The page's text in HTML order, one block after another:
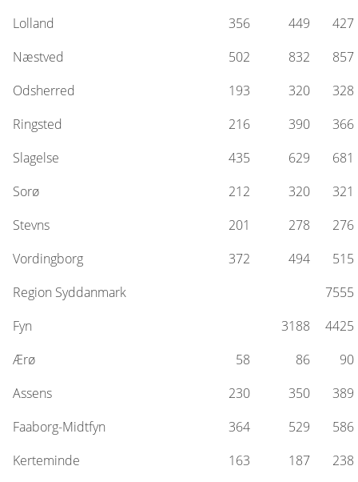
Lolland
356 449
427
Næstved
502 832
857
Odsherred
193 320
328
Ringsted
216 390
366
Slagelse
435 629
681
Sorø
212 320
321
Stevns
201 278
276
Vordingborg
372 494
515
Region Syddanmark
7555
Fyn
3188
4425
Ærø
58 86
90
Assens
230 350
389
Faaborg-Midtfyn
364 529
586
Kerteminde
163 187
238